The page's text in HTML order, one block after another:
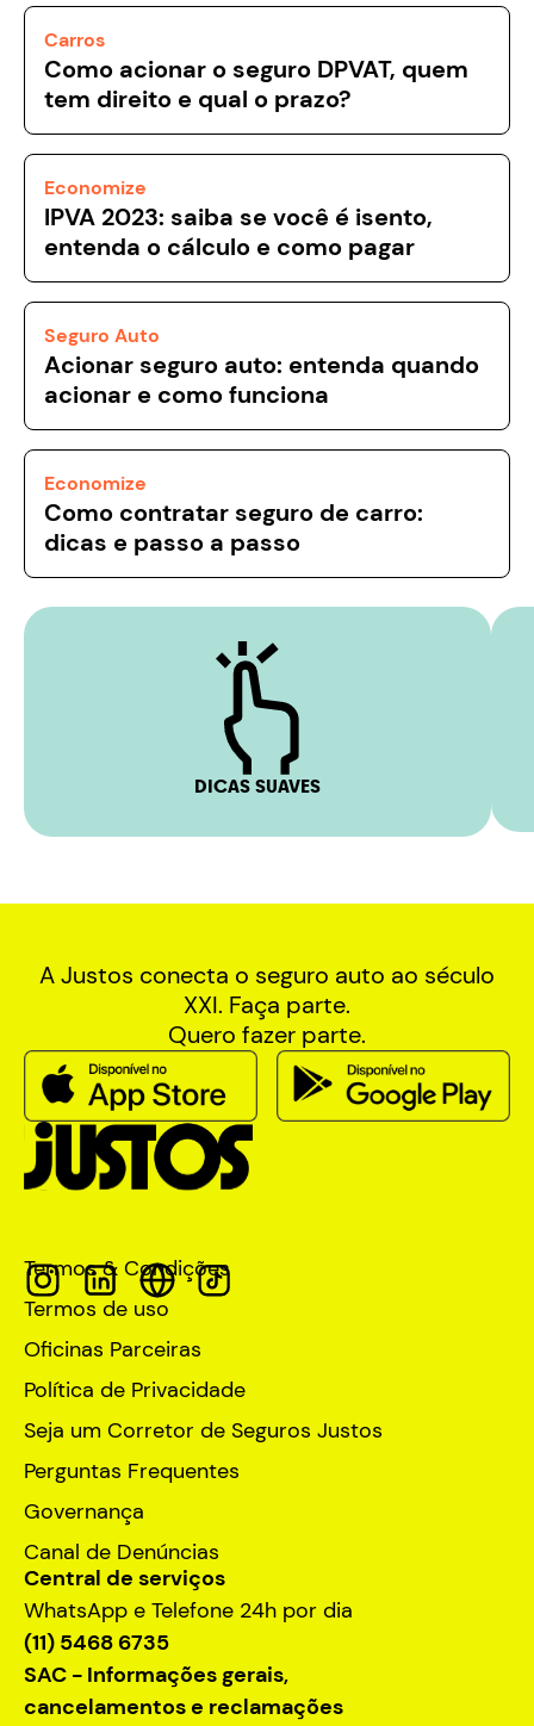
Carros
Como acionar o seguro DPVAT, quem
tem direito e qual o prazo?
Economize
IPVA 2023: saiba se você é isento,
entenda o cálculo e como pagar
Seguro Auto
Acionar seguro auto: entenda quando
acionar e como funciona
Economize
Como contratar seguro de carro:
dicas e passo a passo
DICAS SUAVES
A Justos conecta o seguro auto ao século
XXI. Faça parte.
Quero fazer parte.
Termos & Condições
Termos de uso
Oficinas Parceiras
Política de Privacidade
Seja um Corretor de Seguros Justos
Perguntas Frequentes
Governança
Canal de Denúncias
Central de serviços
WhatsApp e Telefone 24h por dia
(11) 5468 6735
SAC - Informações gerais,
cancelamentos e reclamações